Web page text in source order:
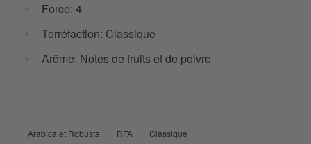
Force: 4
Torréfaction: Classique
Arôme: Notes de fruits et de poivre
Arabica et Robusta RFA Classique